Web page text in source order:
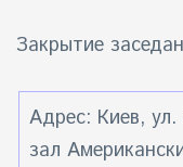
Закрытие
Адрес: Киев,
зал